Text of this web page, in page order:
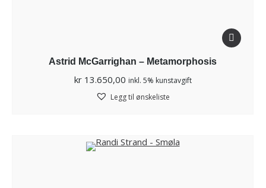
Astrid McGarrighan – Metamorphosis
kr13.650,00 inkl. 5% kunstavgift
Legg til ønskeliste